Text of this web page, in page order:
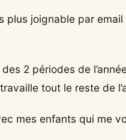
plus joignable par
2 périodes de
tout le reste de
mes enfants qui me